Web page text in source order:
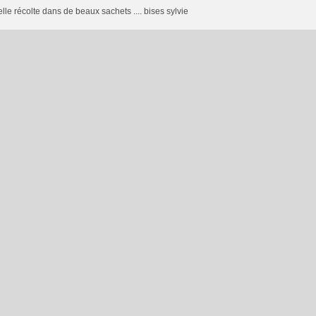
récolte dans de beaux sachets .... bises sylvie